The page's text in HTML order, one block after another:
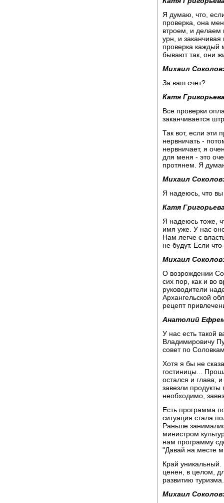
Я думаю, что,
проверка, она
втроем, и делаем
урн, и
проверка каждый
бывают так, они
Михаил
За ваш счет?
Катя
Все проверки
заканчивается
Так вот, если эти
нервничать -
нервничает, я
для меня - это
протянем. Я
Михаил
Я надеюсь, что
Катя
Я надеюсь тоже,
имя уже. У нас
Нам легче с
не будут. Если
Михаил
О возрождении
сих пор, как и во
руководители
Архангельской
рецепт
Анатолий
У нас есть такой
Владимировичу
совет по
Хотя я бы не
гостиницы...
остался и глава,
завезли
необходимо,
Есть программа
ситуация стала
Раньше
министром
нам программу
"Давай на месте
Край
ценен, в целом,
развитию туризма.
Михаил